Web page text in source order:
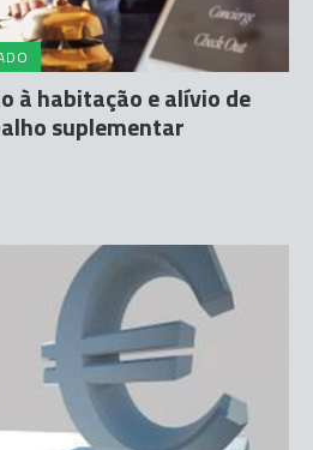
à habitação e alívio de
suplementar